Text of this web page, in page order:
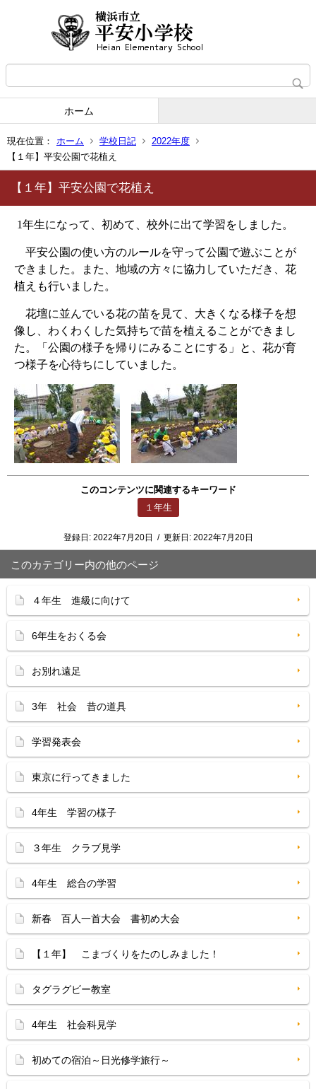
ホーム
現在位置： ホーム 学校日記
2022年度
【１年】平安公園で花植え
【１年】平安公園で花植え
1年生になって、初めて、校外に出て学習をしました。
平安公園の使い方のルールを守って公園で遊ぶことが
できました。また、地域の方々に協力していただき、花
植えも行いました。
花壇に並んでいる花の苗を見て、大きくなる様子を想
像し、わくわくした気持ちで苗を植えることができまし
た。「公園の様子を帰りにみることにする」と、花が育
つ様子を心待ちにしていました。
このコンテンツに関連するキーワード
１年生
登録日: 2022年7月20日 / 更新日: 2022年7月20日
このカテゴリー内の他のページ
４年生 進級に向けて
6年生をおくる会
お別れ遠足
3年 社会 昔の道具
学習発表会
東京に行ってきました
4年生 学習の様子
３年生 クラブ見学
4年生 総合の学習
新春 百人一首大会 書初め大会
【１年】 こまづくりをたのしみました！
タグラグビー教室
4年生 社会科見学
初めての宿泊～日光修学旅行～